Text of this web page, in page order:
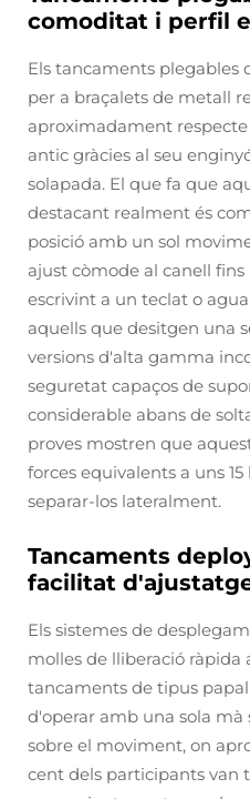
comoditat i perfil
Els tancaments plegables
per a braçalets de metall
aproximadament
antic gràcies al seu
solapada. El que fa que
destacant realment és
posició amb un sol
ajust còmode al canell
escrivint a un teclat o
aquells que desitgen una
versions d'alta gamma
seguretat capaços de
considerable abans de
proves mostren que
forces equivalents a uns
separar-los lateralment.
Tancaments
facilitat
Els sistemes de
molles de lliberació
tancaments de tipus
d'operar amb una sola mà
sobre el moviment, on
cent dels participants van